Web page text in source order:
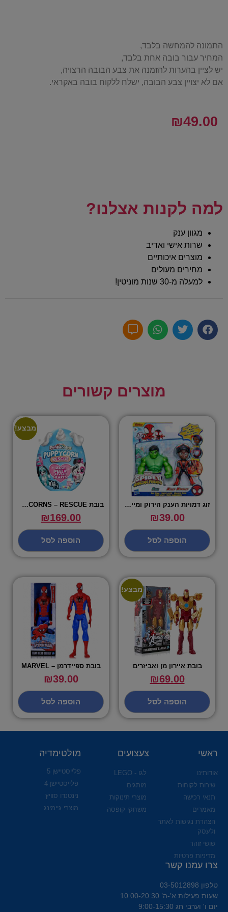
התמונה להמחשה בלבד,
המחיר עבור בובה אחת בלבד,
יש לציין בהערות להזמנה את צבע הבובה הרצויה,
אם לא יצויין צבע הבובה, ישלח ללקוח בובה באקראי.
₪49.00
למה לקנות אצלנו?
מגוון ענק
שרות אישי ואדיב
מוצרים איכותיים
מחירים מעולים
למעלה מ-30 שנות מוניטין!
מוצרים קשורים
זוג דמויות הענק הירוק ומיילס מורלס – ספיידי
₪39.00
הוספה לסל
מבצע!
בובת RAINBOCORNS – RESCUE
₪169.00
הוספה לסל
מבצע!
בובת איירון מן ואביזרים
₪69.00
הוספה לסל
בובת ספיידרמן – MARVEL
₪39.00
הוספה לסל
ראשי
אודותינו
שירות לקוחות
תנאי רכישה
מאמרים
הצהרת נגישות לאתר
ולעסק
שושי זוהר
מדיניות פרטיות
צעצועים
לגו - LEGO
מותגים
מוצרי תינוקות
משחקי קופסה
מולטימדיה
פלייסטיישן 5
פלייסטיישן 4
נינטנדו סוויץ
מוצרי גיימינג
צרו עמנו קשר
טלפון 03-5012898
שעות פעילות א’-ה’ 10:00-20:30
יום ו' וערבי חג 9:00-15:30